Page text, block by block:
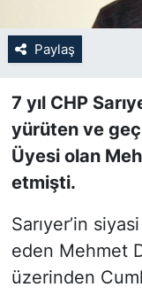
Paylaş
7 yıl CHP
yürüten ve
Üyesi olan
etmişti.
Sarıyer’in
eden Mehmet
üzerinden
SARIYER
SEKTÖR
SİYASET
SON
SPOR
TEKNOLOJİ
TÜRKİYE